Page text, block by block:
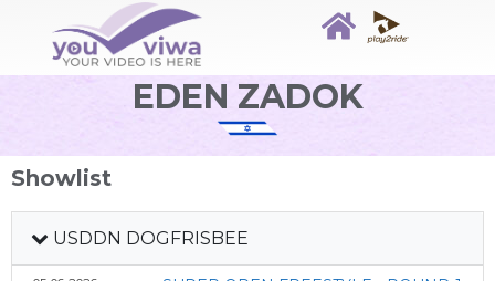
EDEN ZADOK
Showlist
USDDN DOGFRISBEE